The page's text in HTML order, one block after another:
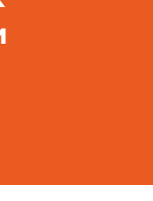
выполнены
помощью закрытых